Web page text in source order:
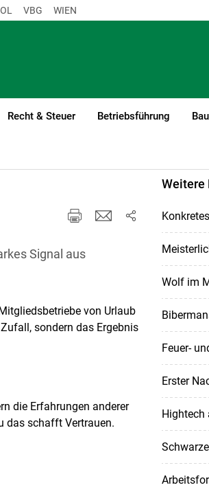
VBG WIEN
Recht & Steuer Betriebsführung
Signal aus
von Urlaub
sondern das Ergebnis
die Erfahrungen anderer
das schafft Vertrauen.
Weitere
Wolf im
Feuer-
Erster
Hightech